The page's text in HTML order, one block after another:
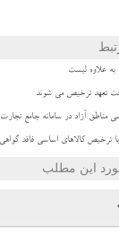
تعهد ترخیص می شوند
ترخیص کالاهای اساسی فاقد گواهی
این مطلب